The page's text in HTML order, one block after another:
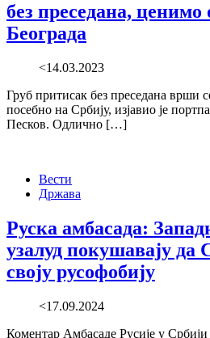
без преседана, ценимо
Београда
<14.03.2023
Груб притисак без преседана врши
посебно на Србију, изјавио је
Песков. Одлично […]
Вести
Држава
Руска амбасада:
узалуд покушавају да
своју русофобију
<17.09.2024
Коментар Амбасаде Русије у